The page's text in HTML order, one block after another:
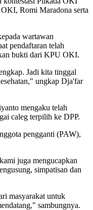
Romi Maradona serta
wartawan
pendaftaran telah
bukti dari KPU OKI.
Jadi kita tinggal
ungkap Dja'far
mengaku telah
caleg terpilih ke DPP.
pengganti (PAW),
juga mengucapkan
simpatisan dan
masyarakat untuk
sambungnya.